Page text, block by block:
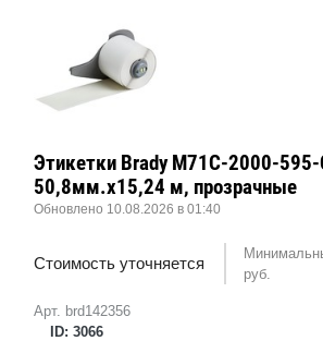
Арт. brd142356
ID: 3066
Этикетки Brady M71C-2000-595-
50,8мм.х15,24 м, прозрачные
Обновлено 10.08.2026 в 01:40
Стоимость уточняется
руб.